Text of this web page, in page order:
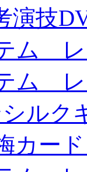
技
ム
ム
ル
カー